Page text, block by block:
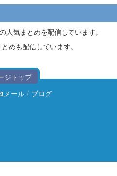
人気まとめを配信しています。
めも配信しています。
ジトップ
メール / ブログ